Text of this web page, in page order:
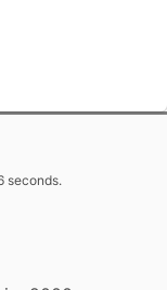
seconds.